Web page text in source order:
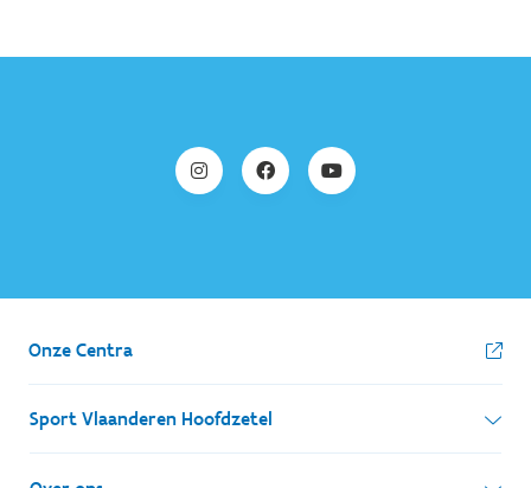
Onze Centra
Sport Vlaanderen Hoofdzetel
Simon Bolivarlaan 17